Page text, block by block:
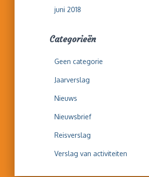
juni 2018
Categorieën
Geen categorie
Jaarverslag
Nieuws
Nieuwsbrief
Reisverslag
Verslag van activiteiten